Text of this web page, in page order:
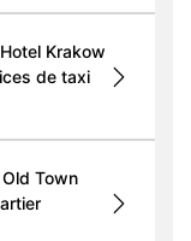
Krakow
de taxi
Town